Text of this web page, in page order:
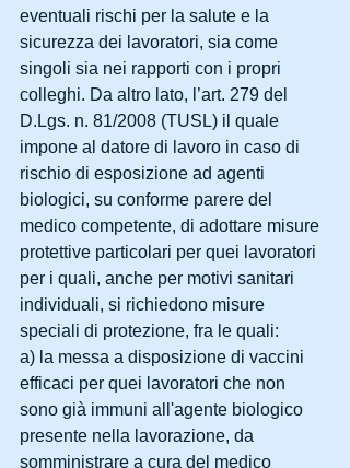
eventuali rischi per la salute e la
sicurezza dei lavoratori, sia come
singoli sia nei rapporti con i propri
colleghi. Da altro lato, l’art. 279 del
D.Lgs. n. 81/2008 (TUSL) il quale
impone al datore di lavoro in caso di
rischio di esposizione ad agenti
biologici, su conforme parere del
medico competente, di adottare misure
protettive particolari per quei lavoratori
per i quali, anche per motivi sanitari
individuali, si richiedono misure
speciali di protezione, fra le quali:
a) la messa a disposizione di vaccini
efficaci per quei lavoratori che non
sono già immuni all'agente biologico
presente nella lavorazione, da
somministrare a cura del medico